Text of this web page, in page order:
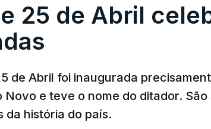
25 de Abril
de Abril foi inaugurada
Novo e teve o nome do ditador.
da história do país.